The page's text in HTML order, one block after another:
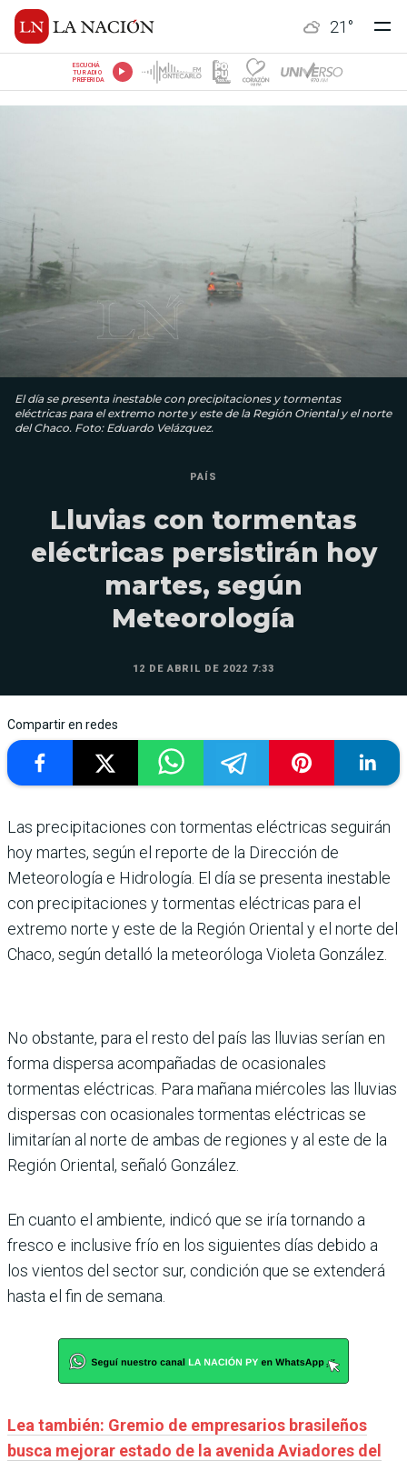
21 °
ESCUCHÁ
TU RADIO
PREFERIDA
El día se presenta inestable con precipitaciones y tormentas
eléctricas para el extremo norte y este de la Región Oriental y el norte
del Chaco. Foto: Eduardo Velázquez.
PAÍS
Lluvias con tormentas
eléctricas persistirán hoy
martes, según
Meteorología
12 DE ABRIL DE 2022 7:33
Compartir en redes
Las precipitaciones con tormentas eléctricas seguirán
hoy martes, según el reporte de la Dirección de
Meteorología e Hidrología. El día se presenta inestable
con precipitaciones y tormentas eléctricas para el
extremo norte y este de la Región Oriental y el norte del
Chaco, según detalló la meteoróloga Violeta González.
No obstante, para el resto del país las lluvias serían en
forma dispersa acompañadas de ocasionales
tormentas eléctricas. Para mañana miércoles las lluvias
dispersas con ocasionales tormentas eléctricas se
limitarían al norte de ambas de regiones y al este de la
Región Oriental, señaló González.
En cuanto el ambiente, indicó que se iría tornando a
fresco e inclusive frío en los siguientes días debido a
los vientos del sector sur, condición que se extenderá
hasta el fin de semana.
Lea también: Gremio de empresarios brasileños
busca mejorar estado de la avenida Aviadores del